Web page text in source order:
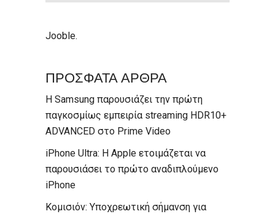
Jooble.
ΠΡΟΣΦΑΤΑ ΑΡΘΡΑ
Η Samsung παρουσιάζει την πρώτη
παγκοσμίως εμπειρία streaming HDR10+
ADVANCED στο Prime Video
iPhone Ultra: Η Apple ετοιμάζεται να
παρουσιάσει το πρώτο αναδιπλούμενο
iPhone
Κομισιόν: Υποχρεωτική σήμανση για